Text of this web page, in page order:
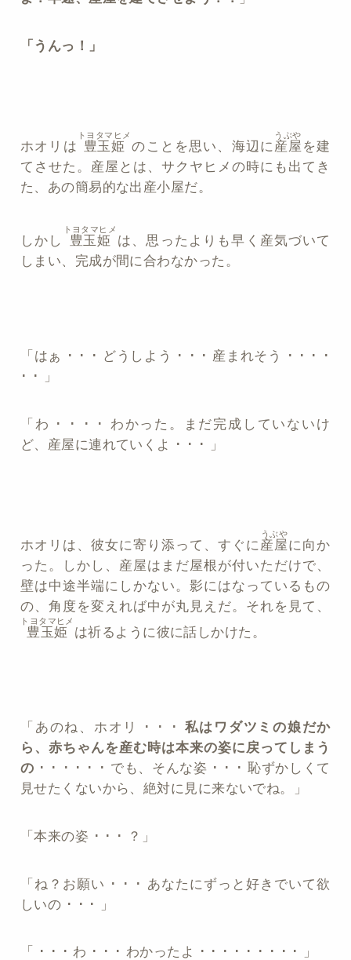
「うんっ！」
ホオリは 豊玉姫
トヨタマヒメ
のことを思い、海辺に 産屋
うぶや
を建
てさせた。産屋とは、サクヤヒメの時にも出てき
た、あの簡易的な出産小屋だ。
しかし 豊玉姫
トヨタマヒメ
は、思ったよりも早く産気づいて
しまい、完成が間に合わなかった。
「はぁ ･ ･ ･ どうしよう ･ ･ ･ 産まれそう ･ ･ ･ ･
･ ･ 」
「わ ･ ･ ･ ･ わかった。まだ完成していないけ
ど、産屋に連れていくよ ･ ･ ･ 」
ホオリは、彼女に寄り添って、すぐに 産屋
うぶや
に向か
った。しかし、産屋はまだ屋根が付いただけで、
壁は中途半端にしかない。影にはなっているもの
の、角度を変えれば中が丸見えだ。それを見て、
豊玉姫
トヨタマヒメ
は祈るように彼に話しかけた。
「あのね、ホオリ ･ ･ ･ 私はワダツミの娘だか
ら、赤ちゃんを産む時は本来の姿に戻ってしまう
の ･ ･ ･ ･ ･ ･ でも、そんな姿 ･ ･ ･ 恥ずかしくて
見せたくないから、絶対に見に来ないでね。」
「本来の姿 ･ ･ ･ ？」
「ね？お願い ･ ･ ･ あなたにずっと好きでいて欲
しいの ･ ･ ･ 」
「 ･ ･ ･ わ ･ ･ ･ わかったよ ･ ･ ･ ･ ･ ･ ･ ･ ･ 」